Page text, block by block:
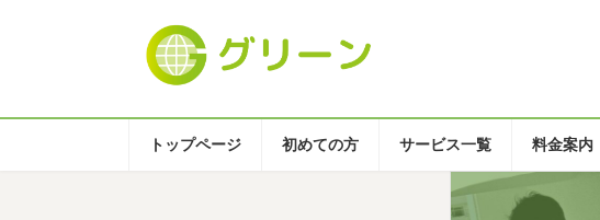
ツ
シ
トップページ 初めての方 サービス一覧 料金案内
下市町での遺品整理は